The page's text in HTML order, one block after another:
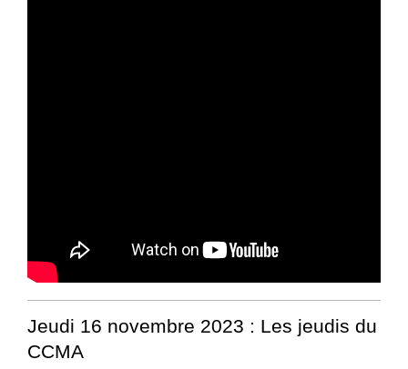
Jeudi 16 novembre 2023 : Les jeudis​ du
CCMA